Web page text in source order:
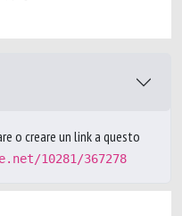
o creare un link a questo
10281/367278